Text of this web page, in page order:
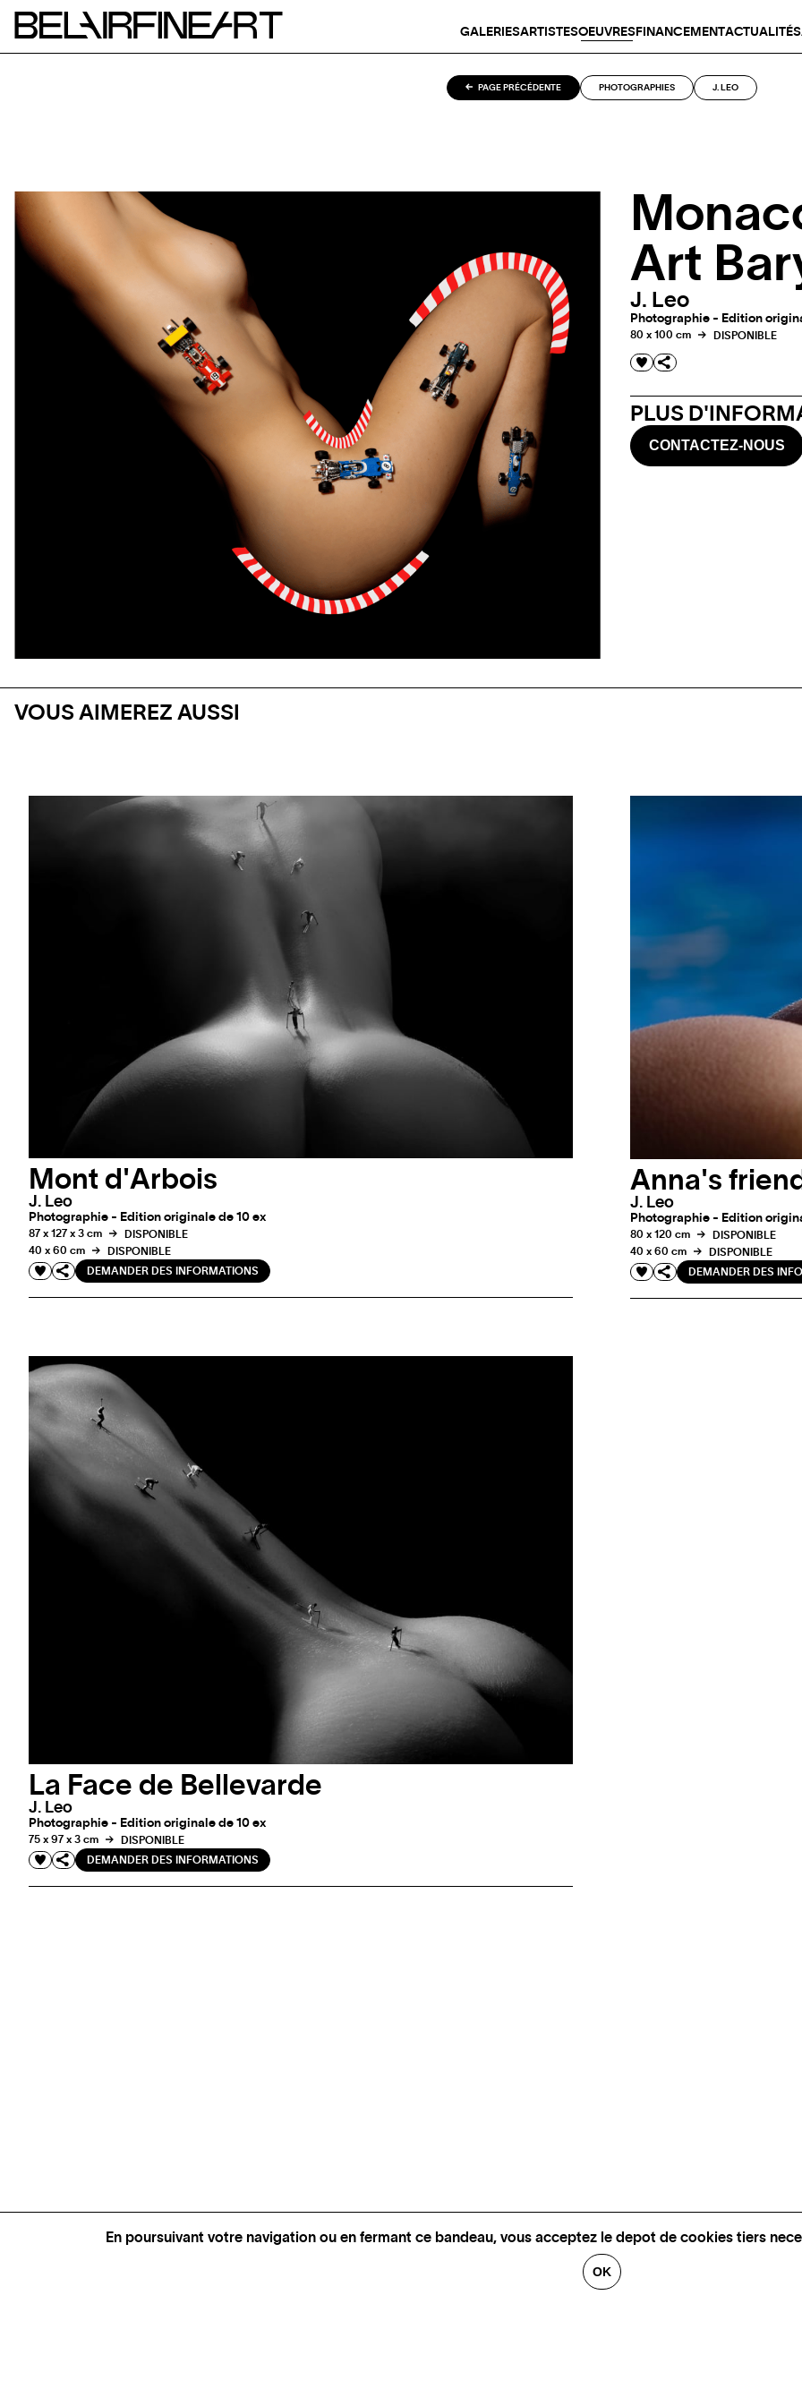
En poursuivant votre navigation ou en fermant ce bandeau, vous acceptez le depot de cookies tiers
OK
GALERIESARTISTESOEUVRESFINANCEMENTACTUALITÉS
PAGE PRÉCÉDENTE PHOTOGRAPHIES J. LEO
Art
J. Leo
Photographie - Edition
80 x 100 cm DISPONIBLE
PLUS
CONTACTEZ-NOUS
VOUS AIMEREZ AUSSI
Mont d'Arbois
J. Leo
Photographie - Edition originale de 10 ex
87 x 127 x 3 cm
DISPONIBLE
40 x 60 cm
DISPONIBLE
DEMANDER DES INFORMATIONS
Anna's
J. Leo
Photographie - Edition
80 x 120 cm
DISPONIBLE
40 x 60 cm
DISPONIBLE
DEMANDER DES
La Face de Bellevarde
J. Leo
Photographie - Edition originale de 10 ex
75 x 97 x 3 cm
DISPONIBLE
DEMANDER DES INFORMATIONS